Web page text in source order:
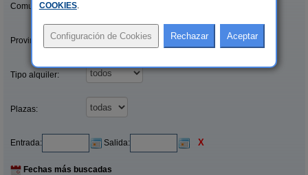
Comunidades:
Provincias/Islas:
Tipo alquiler:
Plazas:
Entrada: Salida: X
Fechas más buscadas
COOKIES.